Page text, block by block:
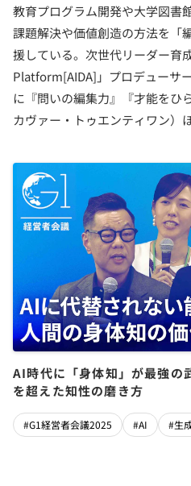
教育プログラム開発や大学図書
課題解決や価値創造の方法を「
援している。次世代リーダー育
Platform[AIDA]」プロデューサ
に『問いの編集力』『才能をひ
カヴァー・トゥエンティワン）
AI時代に「身体知」が最強の
を超えた知性の磨き方
#G1経営者会議2025 #AI #生